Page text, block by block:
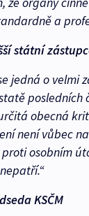
a
státní
jedná o velmi
posledních
obecná
není vůbec
osobním
KSČM